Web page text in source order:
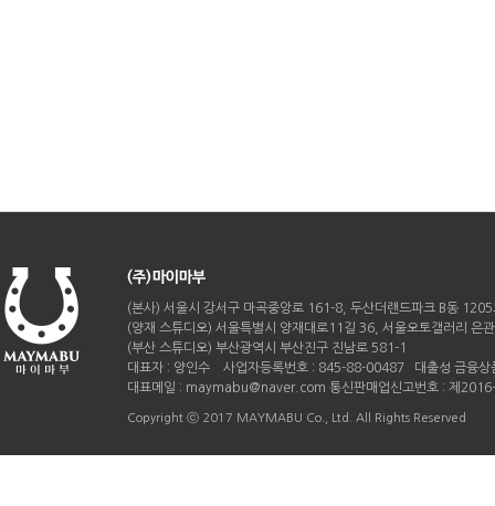
(본사) 서울시 강서구 마곡중앙로 161-8, 두산더랜드파크 B동 1205
(양재 스튜디오) 서울특별시 양재대로11길 36, 서울오토갤러리 은
(부산 스튜디오) 부산광역시 부산진구 진남로 581-1
대표자 : 양인수 사업자등록번호 : 845-88-00487 대출성 금융
대표메일 : maymabu@naver.com 통신판매업신고번호 : 제
Copyright ⓒ 2017 MAYMABU Co., Ltd. All Rights Reserved